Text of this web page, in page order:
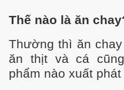
Thế nào là ăn
Thường thì ăn
ăn thịt và cá
phẩm nào xuất
VN - Phần 2